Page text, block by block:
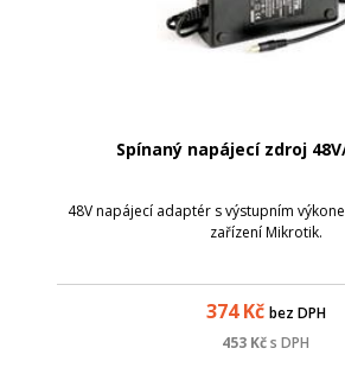
Spínaný napájecí zdroj
48V napájecí adaptér s výstupním
zařízení Mikrotik.
374Kč bez DPH
453 Kčs DPH